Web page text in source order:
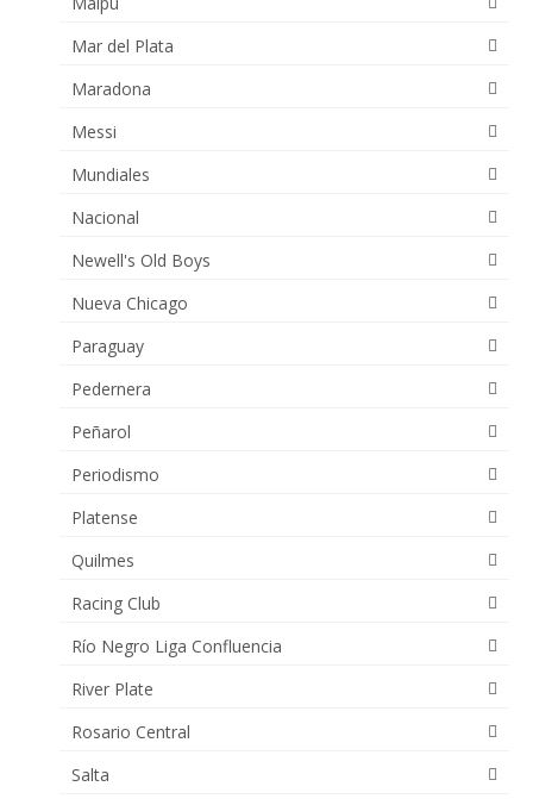
Mar del Plata
Maradona
Messi
Mundiales
Nacional
Newell's Old Boys
Nueva Chicago
Paraguay
Pedernera
Peñarol
Periodismo
Platense
Quilmes
Racing Club
Río Negro Liga Confluencia
River Plate
Rosario Central
Salta